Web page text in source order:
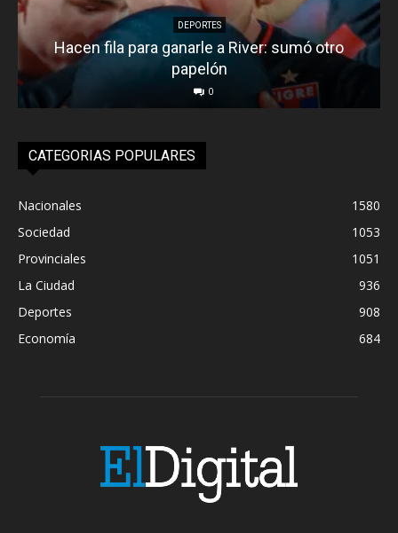
DEPORTES
Hacen fila para ganarle a River: sumó otro
papelón
0
CATEGORIAS POPULARES
Nacionales
1580
Sociedad
1053
Provinciales
1051
La Ciudad
936
Deportes
908
Economía
684